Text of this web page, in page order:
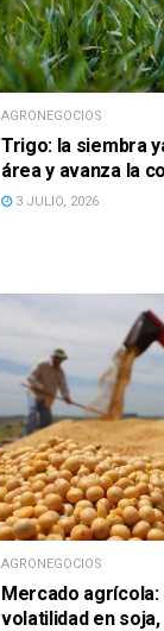
AGRONEGOCIOS
Trigo: la siembra
área y avanza la
3 JULIO, 2026
AGRONEGOCIOS
Mercado
volatilidad en